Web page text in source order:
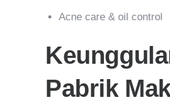
Acne care & oil control
Pabrik